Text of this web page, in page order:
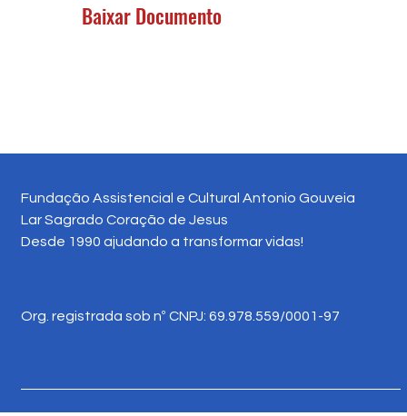
Baixar Documento
Fundação Assistencial e Cultural Antonio Gouveia
Lar Sagrado Coração de Jesus
Desde 1990 ajudando a transformar vidas!
Org. registrada sob nº CNPJ: 69.978.559/0001-97